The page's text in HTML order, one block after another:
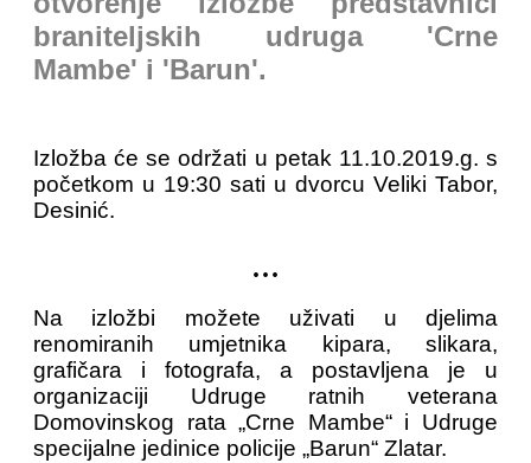
braniteljskih udruga 'Crne
Mambe' i 'Barun'.
Izložba će se održati u petak 11.10.2019.g. s
početkom u 19:30 sati u dvorcu Veliki Tabor,
Desinić.
...
Na izložbi možete uživati u djelima
renomiranih umjetnika kipara, slikara,
grafičara i fotografa, a postavljena je u
organizaciji Udruge ratnih veterana
Domovinskog rata „Crne Mambe“ i Udruge
specijalne jedinice policije „Barun“ Zlatar.